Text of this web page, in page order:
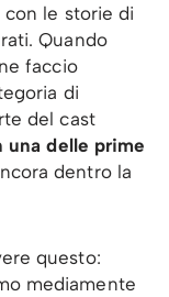
le storie di
Quando
faccio
di
del cast
una delle prime
dentro la
questo:
mediamente